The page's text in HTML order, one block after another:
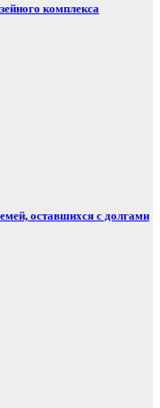
комплекса
оставшихся с долгами